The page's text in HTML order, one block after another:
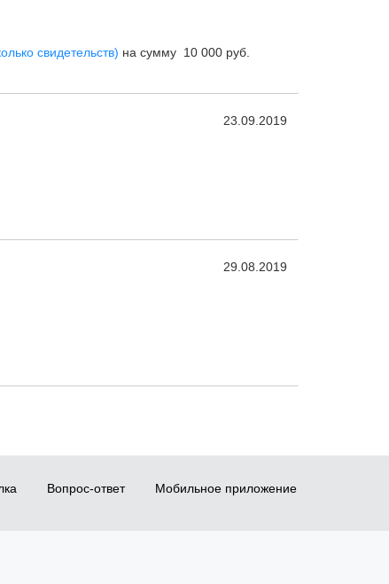
свидетельств) на сумму 10 000 руб.
23.09.2019
29.08.2019
Вопрос-ответ Мобильное приложение